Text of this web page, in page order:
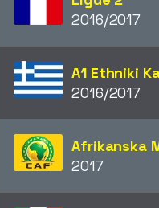
2016/2017
A1 Ethniki
2016/2017
Afrikanska
2017